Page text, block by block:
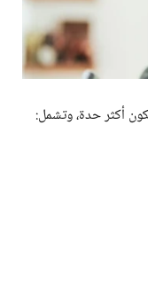
تكون أكثر حدة، وتشمل: